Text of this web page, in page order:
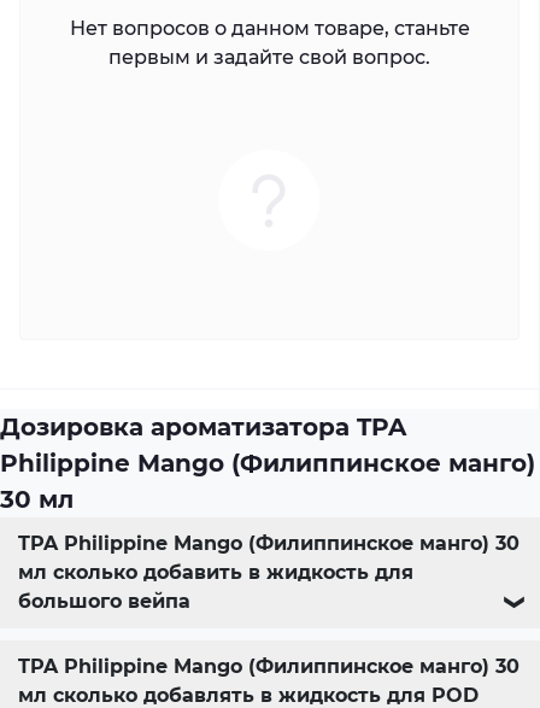
Нет вопросов о данном товаре, станьте
первым и задайте свой вопрос.
Дозировка ароматизатора TPA
Philippine Mango (Филиппинское манго)
30 мл
TPA Philippine Mango (Филиппинское манго) 30
мл сколько добавить в жидкость для
большого вейпа
❯
TPA Philippine Mango (Филиппинское манго) 30
мл сколько добавлять в жидкость для POD